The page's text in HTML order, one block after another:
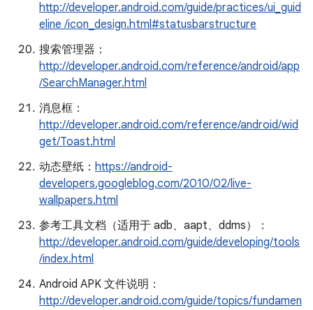
http://developer.android.com/guide/practices/ui_guid
eline /icon_design.html#statusbarstructure
搜索管理器：
http://developer.android.com/reference/android/app
/SearchManager.html
消息框：
http://developer.android.com/reference/android/wid
get/Toast.html
动态壁纸： https://android-
developers.googleblog.com/2010/02/live-
wallpapers.html
参考工具文档（适用于 adb、aapt、ddms）：
http://developer.android.com/guide/developing/tools
/index.html
Android APK 文件说明：
http://developer.android.com/guide/topics/fundamen